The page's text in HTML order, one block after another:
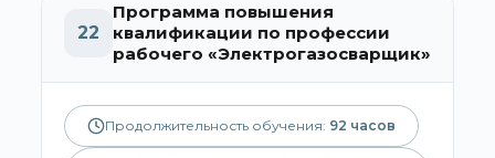
22
Программа повышения
квалификации по профессии
рабочего «Электрогазосварщик»
Продолжительность обучения: 92 часов